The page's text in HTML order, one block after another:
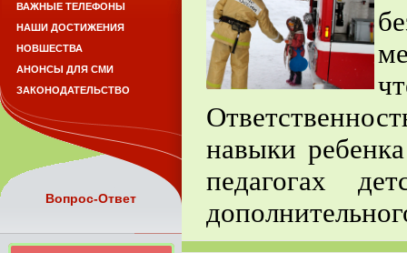
навыки
педагогах
ВАЖНЫЕ ТЕЛЕФОНЫ
НАШИ ДОСТИЖЕНИЯ
НОВШЕСТВА
АНОНСЫ ДЛЯ СМИ
ЗАКОНОДАТЕЛЬСТВО
Вопрос-Ответ